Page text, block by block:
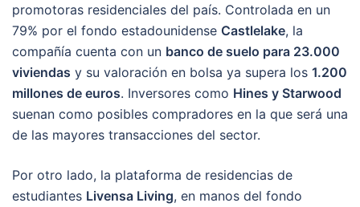
promotoras residenciales del país. Controlada en un
79% por el fondo estadounidense Castlelake, la
compañía cuenta con un banco de suelo para 23.000
viviendas y su valoración en bolsa ya supera los 1.200
millones de euros. Inversores como Hines y Starwood
suenan como posibles compradores en la que será una
de las mayores transacciones del sector.
Por otro lado, la plataforma de residencias de
estudiantes Livensa Living, en manos del fondo